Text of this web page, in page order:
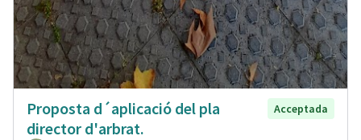
Proposta d´aplicació del pla
director d'arbrat.
Acceptada